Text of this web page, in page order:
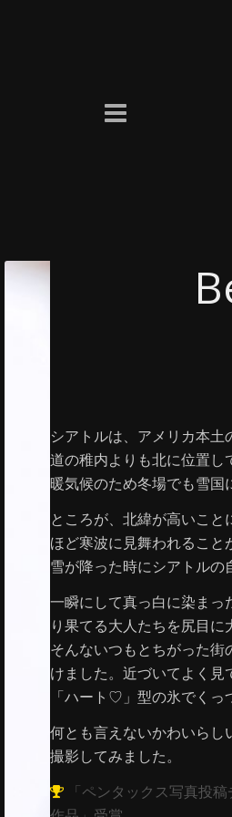
シアトルは、アメリカ本
道の稚内よりも北に位置し
暖気候のため冬場でも雪国
ところが、北緯が高いこ
ほど寒波に見舞われるこ
雪が降った時にシアトルの
一瞬にして真っ白に染まっ
り果てる大人たちを尻目に
そんないつもとちがった
けました。近づいてよく
「ハート♡」型の氷でくっ
何とも言えないかわいらし
撮影してみました。
「ペンタックス写真投